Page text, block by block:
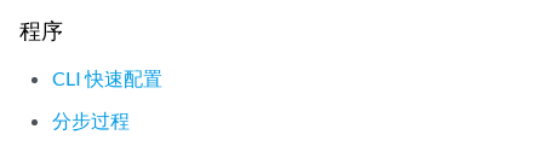
程序
CLI 快速配置
分步过程